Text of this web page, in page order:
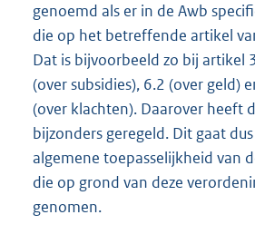
genoemd als er in de Awb
die op het betreffende artikel
Dat is bijvoorbeeld zo bij artikel
(over subsidies), 6.2 (over geld)
(over klachten). Daarover heeft
bijzonders geregeld. Dit gaat
algemene toepasselijkheid van
die op grond van deze
genomen.